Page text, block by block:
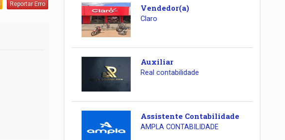
Reportar Erro Vendedor(a)
Claro
Auxiliar
Real contabilidade
Assistente Contabilidade
AMPLA CONTABILIDADE